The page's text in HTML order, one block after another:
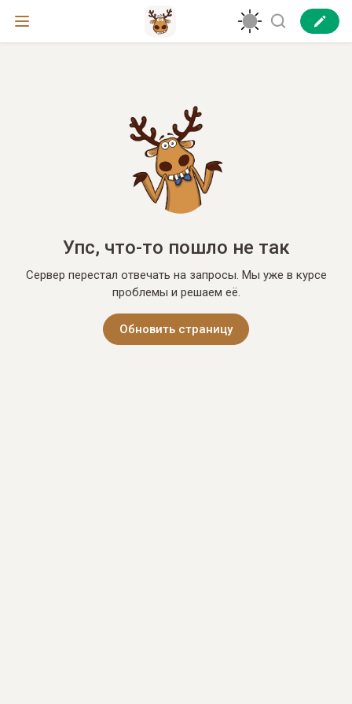
Упс, что-то пошло не так
Сервер перестал отвечать на запросы. Мы уже в курсе
проблемы и решаем её.
Обновить страницу